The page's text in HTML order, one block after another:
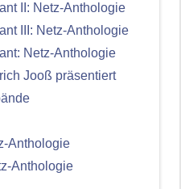
II: Netz-Anthologie
III: Netz-Anthologie
Netz-Anthologie
Jooß präsentiert
Anthologie
Anthologie